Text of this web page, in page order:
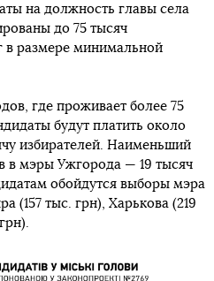
на должность главы села
до 75 тысяч
в размере минимальной
где проживает более 75
будут платить около
избирателей. Наименьший
в мэры Ужгорода — 19 тысяч
обойдутся выборы мэра
(157 тыс. грн), Харькова (219